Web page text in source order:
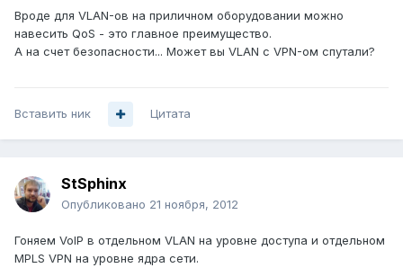
Вроде для VLAN-ов на приличном оборудовании можно
навесить QoS - это главное преимущество.
А на счет безопасности... Может вы VLAN с VPN-ом спутали?
Вставить ник Цитата
StSphinx
Опубликовано 21 ноября, 2012
Гоняем VoIP в отдельном VLAN на уровне доступа и отдельном
MPLS VPN на уровне ядра сети.